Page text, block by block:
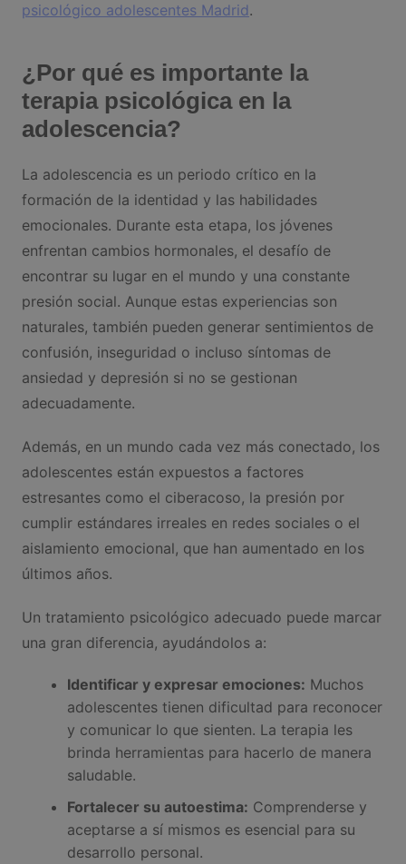
psicológico adolescentes Madrid.
¿Por qué es importante la
terapia psicológica en la
adolescencia?
La adolescencia es un periodo crítico en la
formación de la identidad y las habilidades
emocionales. Durante esta etapa, los jóvenes
enfrentan cambios hormonales, el desafío de
encontrar su lugar en el mundo y una constante
presión social. Aunque estas experiencias son
naturales, también pueden generar sentimientos de
confusión, inseguridad o incluso síntomas de
ansiedad y depresión si no se gestionan
adecuadamente.
Además, en un mundo cada vez más conectado, los
adolescentes están expuestos a factores
estresantes como el ciberacoso, la presión por
cumplir estándares irreales en redes sociales o el
aislamiento emocional, que han aumentado en los
últimos años.
Un tratamiento psicológico adecuado puede marcar
una gran diferencia, ayudándolos a:
Identificar y expresar emociones: Muchos
adolescentes tienen dificultad para reconocer
y comunicar lo que sienten. La terapia les
brinda herramientas para hacerlo de manera
saludable.
Fortalecer su autoestima: Comprenderse y
aceptarse a sí mismos es esencial para su
desarrollo personal.